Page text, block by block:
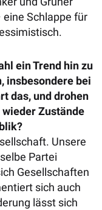
Schlappe für
ein Trend hin zu
insbesondere bei
das, und drohen
Zustände
Unsere
Partei
Gesellschaften
sich auch
lässt sich